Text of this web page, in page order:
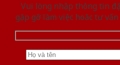
Vui lòng nhập thông tin
gặp gỡ làm việc hoăc tư